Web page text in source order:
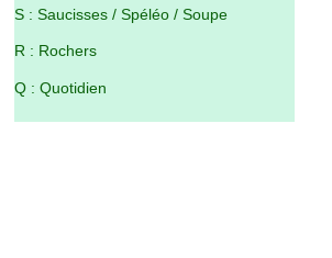
S : Saucisses / Spéléo / Soupe
R : Rochers
Q : Quotidien